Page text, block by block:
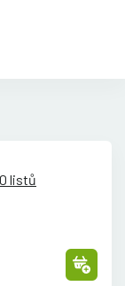
listů